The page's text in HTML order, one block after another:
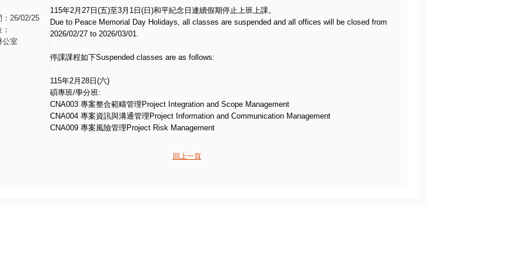
：26/02/25
公室
115年2月27日(五)至3月1日(日)和平紀念日連續假期停止上班上課。
Due to Peace Memorial Day Holidays, all classes are suspended and all offices will be closed from
2026/02/27 to 2026/03/01.
停課課程如下Suspended classes are as follows:
115年2月28日(六)
碩專班/學分班:
CNA003 專案整合範疇管理Project Integration and Scope Management
CNA004 專案資訊與溝通管理Project Information and Communication Management
CNA009 專案風險管理Project Risk Management
回上一頁